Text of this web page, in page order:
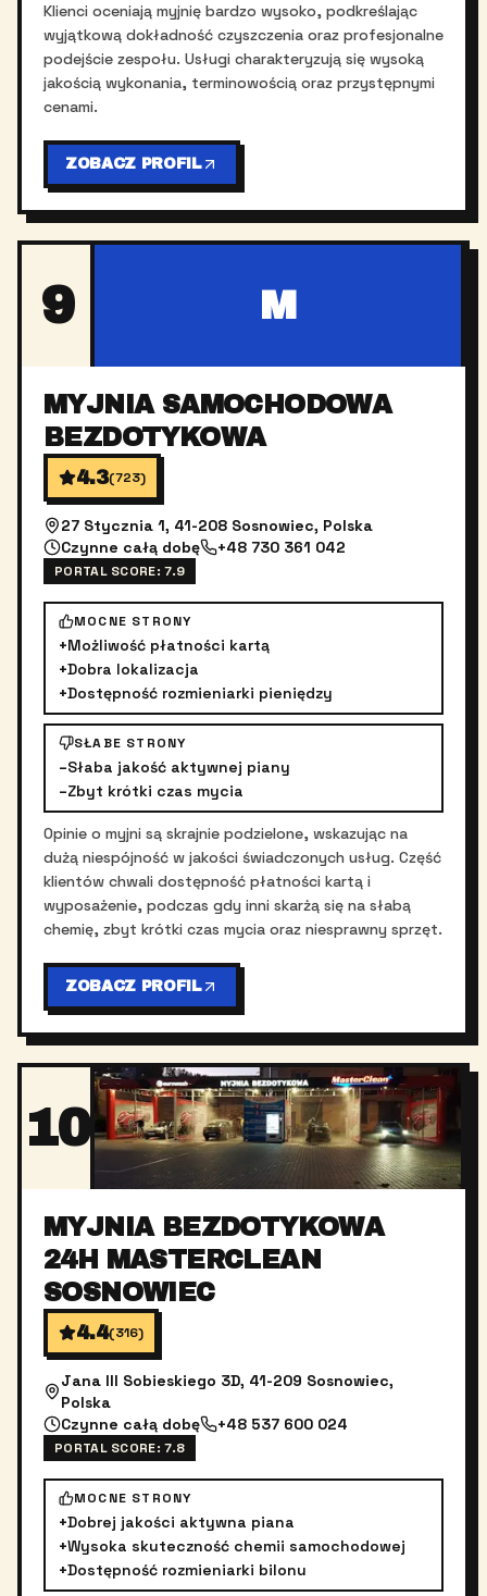
Klienci oceniają myjnię bardzo wysoko, podkreślając
wyjątkową dokładność czyszczenia oraz profesjonalne
podejście zespołu. Usługi charakteryzują się wysoką
jakością wykonania, terminowością oraz przystępnymi
cenami.
ZOBACZ PROFIL
9 M
MYJNIA SAMOCHODOWA
BEZDOTYKOWA
4.3(723)
27 Stycznia 1, 41-208 Sosnowiec, Polska
Czynne całą dobę
+48 730 361 042
PORTAL SCORE:7.9
MOCNE STRONY
+Możliwość płatności kartą
+Dobra lokalizacja
+Dostępność rozmieniarki pieniędzy
SŁABE STRONY
–Słaba jakość aktywnej piany
–Zbyt krótki czas mycia
Opinie o myjni są skrajnie podzielone, wskazując na
dużą niespójność w jakości świadczonych usług. Część
klientów chwali dostępność płatności kartą i
wyposażenie, podczas gdy inni skarżą się na słabą
chemię, zbyt krótki czas mycia oraz niesprawny sprzęt.
ZOBACZ PROFIL
10
MYJNIA BEZDOTYKOWA
24H MASTERCLEAN
SOSNOWIEC
4.4(316)
Jana III Sobieskiego 3D, 41-209 Sosnowiec,
Polska
Czynne całą dobę
+48 537 600 024
PORTAL SCORE:7.8
MOCNE STRONY
+Dobrej jakości aktywna piana
+Wysoka skuteczność chemii samochodowej
+Dostępność rozmieniarki bilonu